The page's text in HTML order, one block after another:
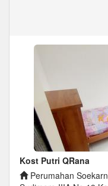
Kost Putri QRana
Perumahan